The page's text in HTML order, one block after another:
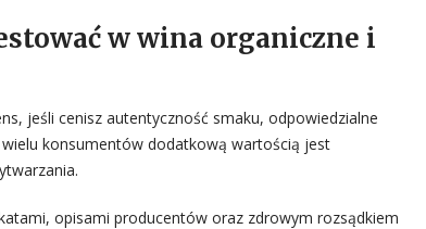
w wina organiczne i
jeśli cenisz autentyczność smaku, odpowiedzialne
konsumentów dodatkową wartością jest
opisami producentów oraz zdrowym rozsądkiem